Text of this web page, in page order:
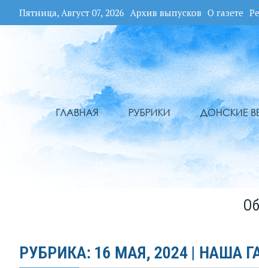
Пятница, Август 07, 2026 Архив выпусков О газете
ГЛАВНАЯ РУБРИКИ ДОНСКИЕ
РУБРИКА: 16 МАЯ, 2024 | НАША